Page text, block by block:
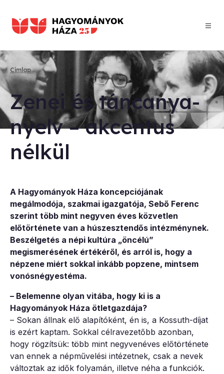
tartalomra
Morzsa
Címlap
Ze­nei és tánc­anya­
nyelv – ak­cen­tus
nél­kül
A Hagyományok Háza koncepciójának
megálmodója, szakmai igazgatója, Sebő Ferenc
szerint több mint negyven éves közvetlen
előtörténete van a húszesztendős intézménynek.
Beszélgetés a népi kultúra „öncélú”
megismerésének értékéről, és arról is, hogy a
népzene miért sokkal inkább popzene, mintsem
vonósnégyestéma.
– Belemenne olyan vitába, hogy ki is a
Hagyományok Háza ötletgazdája?
– Sokan állnak elő alapítóként, én is, a Kossuth-díjat
is ezért kaptam. Sokkal célravezetőbb azonban,
hogy rögzítsük: több mint negyvenéves előtörténete
van ennek a népművelési intézetnek, csak a nevek
változtak az idők folyamán, illetve néha a funkciók.